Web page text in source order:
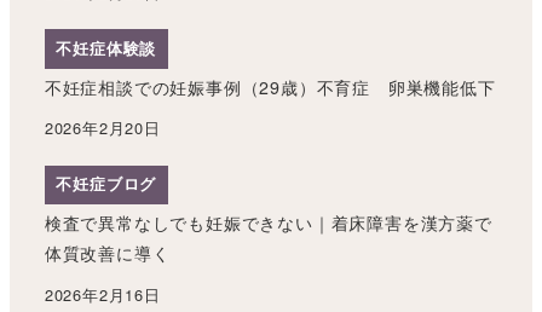
不妊症体験談
不妊症相談での妊娠事例（29歳）不育症 卵巣機能低下
2026年2月20日
不妊症ブログ
検査で異常なしでも妊娠できない｜着床障害を漢方薬で
体質改善に導く
2026年2月16日